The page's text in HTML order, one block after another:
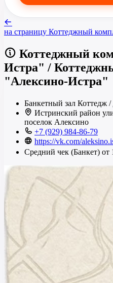
на страницу Коттеджный
Коттеджный
Истра" /
"Алексино-Истра"
Банкетный зал Коттедж /
Истринский район
поселок Алексино
+7 (929) 984-86-79
https://vk.com/
Средний чек (Банкет) от